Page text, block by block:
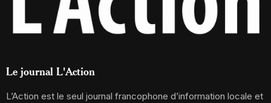
Le journal L'Action
L’Action est le seul journal francophone d’information locale et